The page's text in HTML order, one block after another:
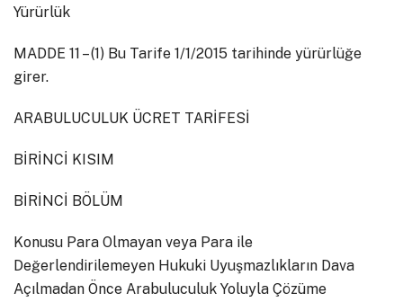
Yürürlük
MADDE 11 – (1) Bu Tarife 1/1/2015 tarihinde yürürlüğe
girer.
ARABULUCULUK ÜCRET TARİFESİ
BİRİNCİ KISIM
BİRİNCİ BÖLÜM
Konusu Para Olmayan veya Para ile
Değerlendirilemeyen Hukuki Uyuşmazlıkların Dava
Açılmadan Önce Arabuluculuk Yoluyla Çözüme